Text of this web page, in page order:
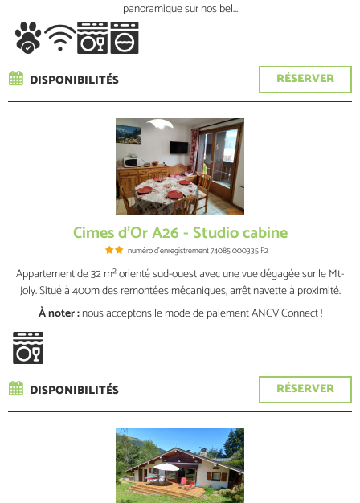
panoramique sur nos bel...
RÉSERVER
DISPONIBILITÉS
Cimes d'Or A26 - Studio cabine
numéro d'enregistrement74085 000335 F2
Appartement de 32 m² orienté sud-ouest avec une vue dégagée sur le Mt-
Joly. Situé à 400m des remontées mécaniques, arrêt navette à proximité.
À noter :nous acceptons le mode de paiement ANCV Connect !
RÉSERVER
DISPONIBILITÉS